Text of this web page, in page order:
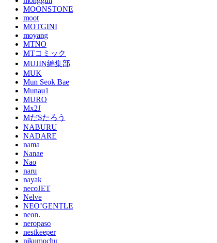
MOONSTONE
moot
MOTGINI
moyang
MTNO
MTコミック
MUJIN編集部
MUK
Mun Seok Bae
Munau1
MURO
Mx2J
MだSたろう
NABURU
NADARE
nama
Nanae
Nao
naru
nayak
necoJET
Nelve
NEO’GENTLE
neon.
neropaso
nestkeeper
nikumochu